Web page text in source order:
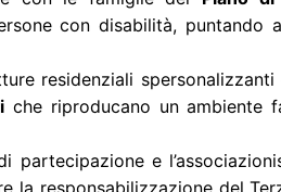
con disabilità, puntando
residenziali
che riproducano un ambiente
partecipazione e